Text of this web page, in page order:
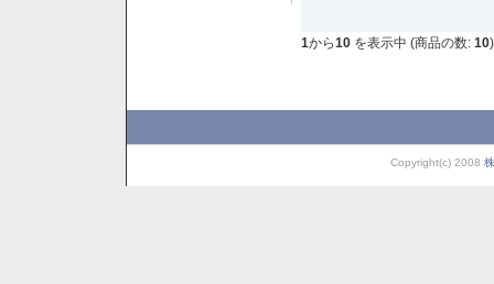
1から10 を表示中 (商品の数: 10)
Copyright(c) 2008